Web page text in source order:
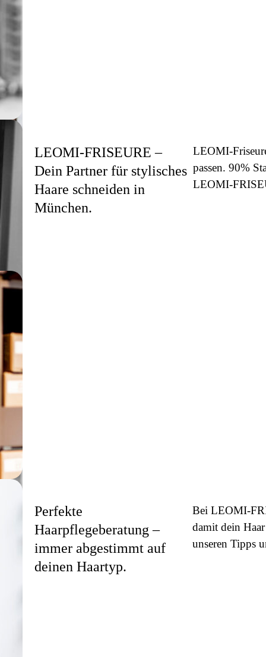
LEOMI-FRISEURE –
Dein Partner für stylisches
Haare schneiden in
München.
LEOMI-
passen. 90%
LEOMI-
Perfekte
Haarpflegeberatung –
immer abgestimmt auf
deinen Haartyp.
Bei LEOMI-
damit dein
unseren Tipps